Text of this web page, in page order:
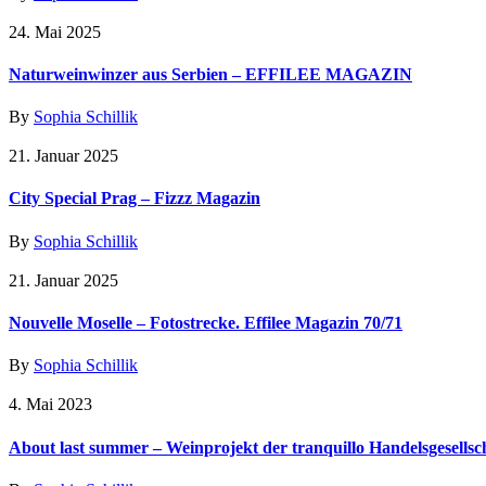
24. Mai 2025
Naturweinwinzer aus Serbien – EFFILEE MAGAZIN
By Sophia Schillik
21. Januar 2025
City Special Prag – Fizzz Magazin
By Sophia Schillik
21. Januar 2025
Nouvelle Moselle – Fotostrecke. Effilee Magazin 70/71
By Sophia Schillik
4. Mai 2023
About last summer – Weinprojekt der tranquillo